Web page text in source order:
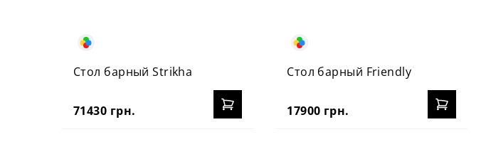
Стол барный Strikha
71430 грн.
Стол барный Friendly
17900 грн.